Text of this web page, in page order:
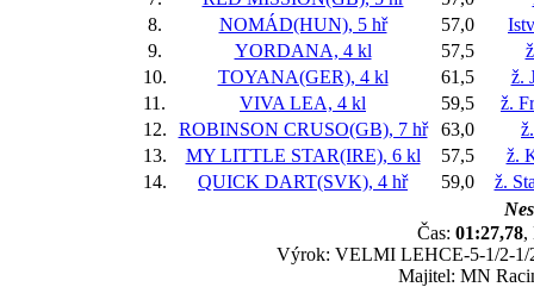
8.
NOMÁD(HUN), 5 hř 57,0
9.
YORDANA, 4 kl 57,5
10.
TOYANA(GER), 4 kl 61,5
ž.
11.
VIVA LEA, 4 kl 59,5
ž.
12.
ROBINSON CRUSO(GB), 7 hř 63,0
13.
MY LITTLE STAR(IRE), 6 kl 57,5
ž.
14.
QUICK DART(SVK), 4 hř 59,0
ž.
Čas: 01:27,78,
Výrok: VELMI LEHCE-5-1/2-1/
Majitel: MN